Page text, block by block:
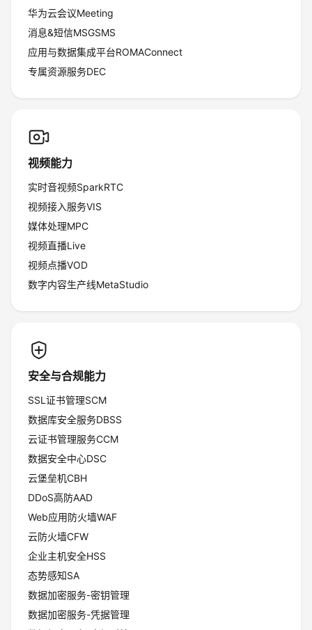
华为云会议Meeting
消息&短信MSGSMS
应用与数据集成平台ROMAConnect
专属资源服务DEC
视频能力
实时音视频SparkRTC
视频接入服务VIS
媒体处理MPC
视频直播Live
视频点播VOD
数字内容生产线MetaStudio
安全与合规能力
SSL证书管理SCM
数据库安全服务DBSS
云证书管理服务CCM
数据安全中心DSC
云堡垒机CBH
DDoS高防AAD
Web应用防火墙WAF
云防火墙CFW
企业主机安全HSS
态势感知SA
数据加密服务-密钥管理
数据加密服务-凭据管理